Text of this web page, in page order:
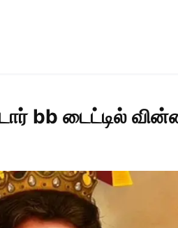
bb டைட்டில்